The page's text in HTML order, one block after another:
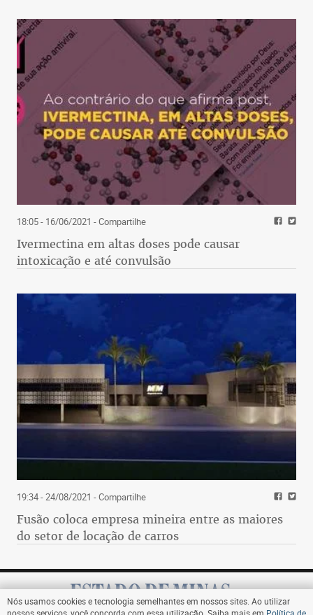
18:05 - 16/06/2021 - Compartilhe
Ivermectina em altas doses pode causar
intoxicação e até convulsão
19:34 - 24/08/2021 - Compartilhe
Fusão coloca empresa mineira entre as maiores
do setor de locação de carros
Nós usamos cookies e tecnologia semelhantes em nossos sites. Ao utilizar